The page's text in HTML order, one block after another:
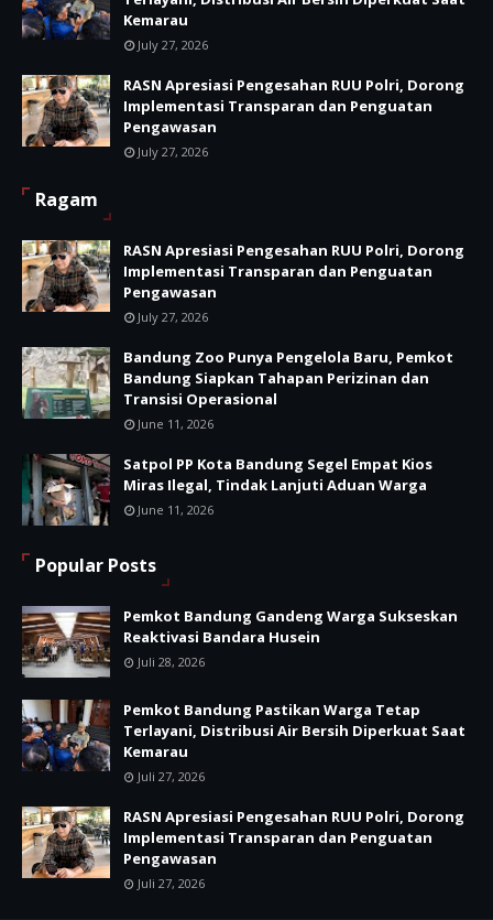
Kemarau
July 27, 2026
RASN Apresiasi Pengesahan RUU Polri, Dorong
Implementasi Transparan dan Penguatan
Pengawasan
July 27, 2026
Ragam
RASN Apresiasi Pengesahan RUU Polri, Dorong
Implementasi Transparan dan Penguatan
Pengawasan
July 27, 2026
Bandung Zoo Punya Pengelola Baru, Pemkot
Bandung Siapkan Tahapan Perizinan dan
Transisi Operasional
June 11, 2026
Satpol PP Kota Bandung Segel Empat Kios
Miras Ilegal, Tindak Lanjuti Aduan Warga
June 11, 2026
Popular Posts
Pemkot Bandung Gandeng Warga Sukseskan
Reaktivasi Bandara Husein
Juli 28, 2026
Pemkot Bandung Pastikan Warga Tetap
Terlayani, Distribusi Air Bersih Diperkuat Saat
Kemarau
Juli 27, 2026
RASN Apresiasi Pengesahan RUU Polri, Dorong
Implementasi Transparan dan Penguatan
Pengawasan
Juli 27, 2026